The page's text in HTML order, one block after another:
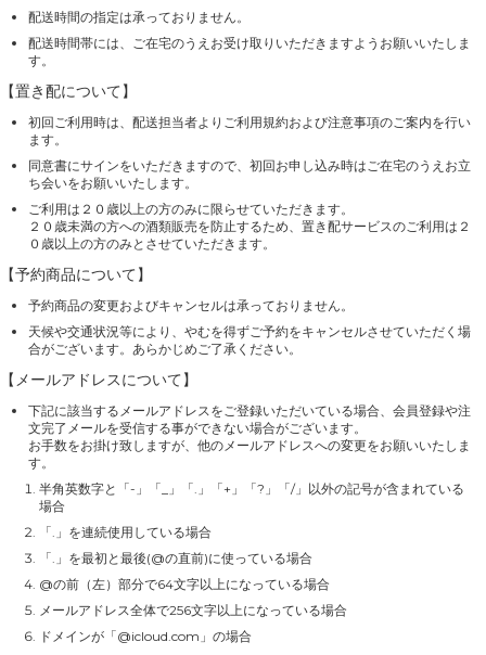
配送時間の指定は承っておりません。
配送時間帯には、ご在宅のうえお受け取りいただきますようお願いいたしま
す。
【置き配について】
初回ご利用時は、配送担当者よりご利用規約および注意事項のご案内を行い
ます。
同意書にサインをいただきますので、初回お申し込み時はご在宅のうえお立
ち会いをお願いいたします。
ご利用は２０歳以上の方のみに限らせていただきます。
２０歳未満の方への酒類販売を防止するため、置き配サービスのご利用は２
０歳以上の方のみとさせていただきます。
【予約商品について】
予約商品の変更およびキャンセルは承っておりません。
天候や交通状況等により、やむを得ずご予約をキャンセルさせていただく場
合がございます。あらかじめご了承ください。
【メールアドレスについて】
下記に該当するメールアドレスをご登録いただいている場合、会員登録や注
文完了メールを受信する事ができない場合がございます。
お手数をお掛け致しますが、他のメールアドレスへの変更をお願いいたしま
す。
半角英数字と「-」「_」「.」「+」「?」「/」以外の記号が含まれている
場合
「.」を連続使用している場合
「.」を最初と最後(@の直前)に使っている場合
@の前（左）部分で64文字以上になっている場合
メールアドレス全体で256文字以上になっている場合
ドメインが「@icloud.com」の場合